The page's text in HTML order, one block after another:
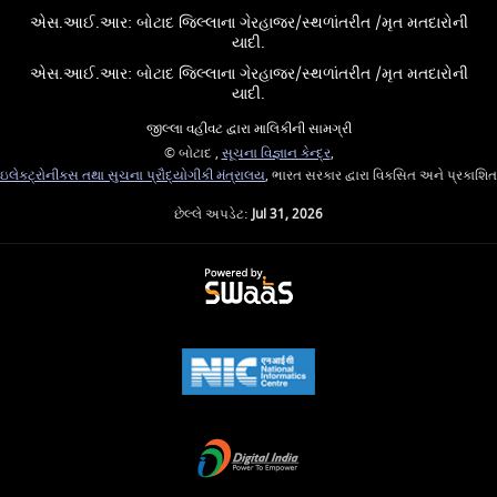
એસ.આઈ.આર: બોટાદ જિલ્લાના ગેરહાજર/સ્થળાંતરીત /મૃત મતદારોની
યાદી.
એસ.આઈ.આર: બોટાદ જિલ્લાના ગેરહાજર/સ્થળાંતરીત /મૃત મતદારોની
યાદી.
જીલ્લા વહીવટ દ્વારા માલિકીની સામગ્રી
© બોટાદ , સૂચના વિજ્ઞાન કેન્દ્ર,
ઇલેક્ટ્રોનીક્સ તથા સુચના પ્રૌદ્યોગીકી મંત્રાલય, ભારત સરકાર દ્વારા વિકસિત અને પ્રકાશિત
છેલ્લે અપડેટ:Jul 31, 2026